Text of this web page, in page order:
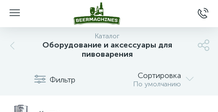
Каталог
Оборудование и аксессуары для
пивоварения
Фильтр Сортировка
По умолчанию